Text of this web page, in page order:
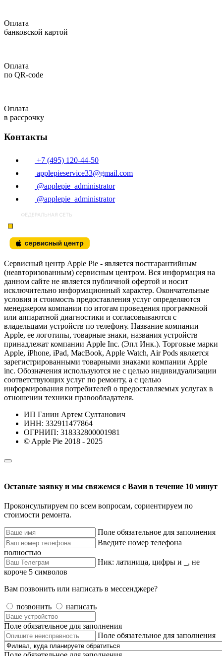
Оплата
банковской картой
Оплата
по QR-code
Оплата
в рассрочку
Контакты
+7 (495) 120-44-50
applepieservice33@gmail.com
@applepie_administrator
@applepie_administrator
Сервисный центр Apple Pie - является постгарантийным
(неавторизованным) сервисным центром. Вся информация на
данном сайте не является публичной офертой и носит
исключительно информационный характер. Окончательные
условия и стоимость предоставления услуг определяются
менеджером компании по итогам проведения программной
или аппаратной диагностики и согласовываются с
владельцами устройств по телефону. Название компании
Apple, ее логотипы, товарные знаки, названия устройств
принадлежат компании Apple Inc. (Эпл Инк.). Торговые марки
Apple, iPhone, iPad, MacBook, Apple Watch, Air Pods является
зарегистрированными товарными знаками компании Apple
inc. Обозначения используются не с целью индивидуализации
соответствующих услуг по ремонту, а с целью
информирования потребителей о предоставляемых услугах в
отношении техники правообладателя.
ИП Ганин Артем Султанович
ИНН: 332911477864
ОГРНИП: 318332800001981
© Apple Pie 2018 - 2025
Оставьте заявку и мы свяжемся с Вами в течение 10 минут
Проконсультируем по всем вопросам, сориентируем по
стоимости ремонта.
Поле обязательное для заполнения
Введите номер телефона
полностью
Ник: латиница, цифры и _, не
короче 5 символов
Вам позвонить или написать в мессенджере?
позвонить написать
Поле обязательное для заполнения
Поле обязательное для заполнения